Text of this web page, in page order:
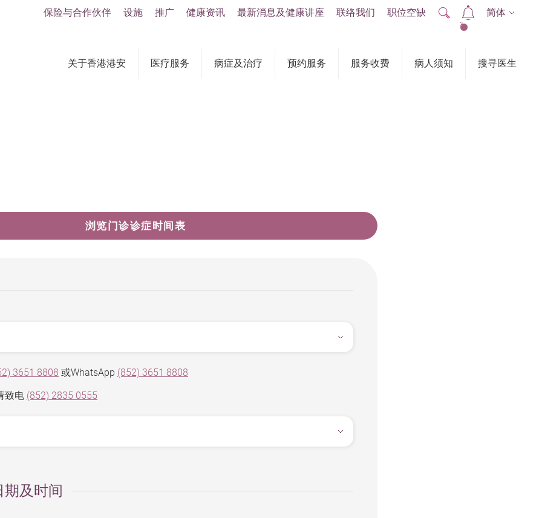
关于香港港安 医疗服务 病症及治疗 预约服务 服务收费 病人须知 搜寻医生
保险与合作伙伴 设施 推广 健康资讯 最新消息及健康讲座 联络我们 职位空缺
2
简体
浏览门诊诊症时间表
3651 8808 或WhatsApp (852) 3651 8808
致电 (852) 2835 0555
期及时间